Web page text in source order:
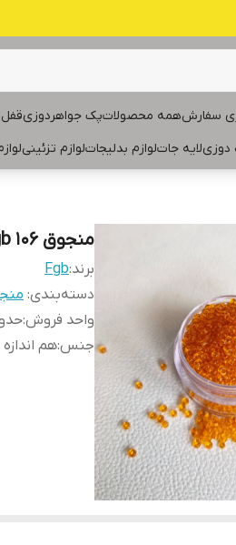
سفارشهمه محصولاتپک جواهردوزیقفل
دوزیلایه جاتلوازم بدلیجاتلوازم تزئینی
منجوق Fgb ۱۰۶
برند:Fgb
دسته‌بندی:
واحد فروش:حدود ۵
جنس:هم